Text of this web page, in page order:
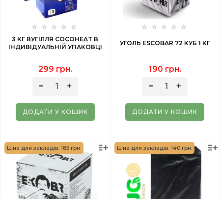
3 КГ ВУГІЛЛЯ COCOHEAT В
ІНДИВІДУАЛЬНІЙ УПАКОВЦІ
299 грн.
ДОДАТИ У КОШИК
УГОЛЬ ESCOBAR 72 КУБ 1 КГ
190 грн.
ДОДАТИ У КОШИК
Ціна для закладів: 185 грн. Ціна для закладів: 140 грн.